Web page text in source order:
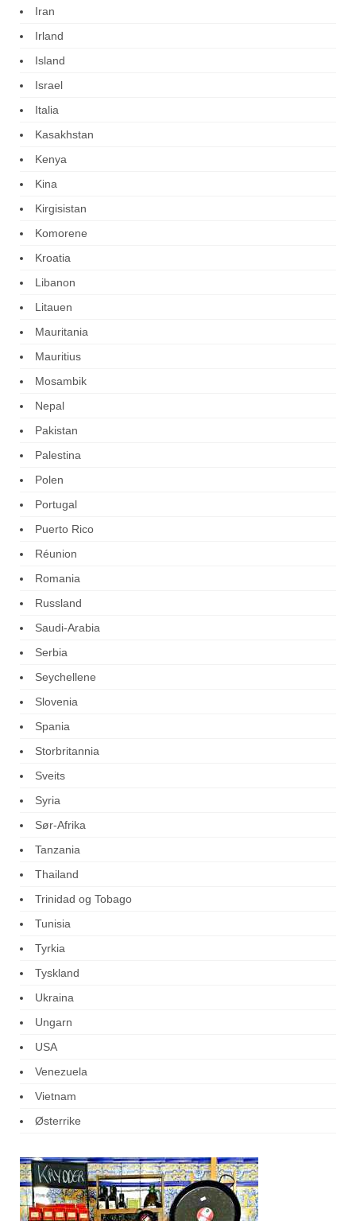
Iran
Irland
Island
Israel
Italia
Kasakhstan
Kenya
Kina
Kirgisistan
Komorene
Kroatia
Libanon
Litauen
Mauritania
Mauritius
Mosambik
Nepal
Pakistan
Palestina
Polen
Portugal
Puerto Rico
Réunion
Romania
Russland
Saudi-Arabia
Serbia
Seychellene
Slovenia
Spania
Storbritannia
Sveits
Syria
Sør-Afrika
Tanzania
Thailand
Trinidad og Tobago
Tunisia
Tyrkia
Tyskland
Ukraina
Ungarn
USA
Venezuela
Vietnam
Østerrike